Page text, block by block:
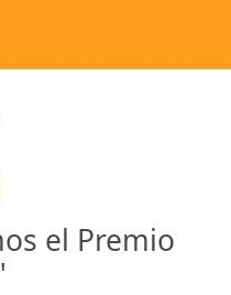
el Premio